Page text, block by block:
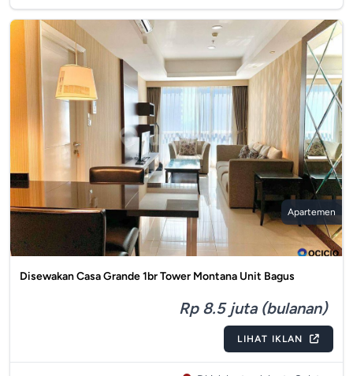
Apartemen
Disewakan Casa Grande 1br Tower Montana Unit Bagus
Rp 8.5 juta (bulanan)
LIHAT IKLAN